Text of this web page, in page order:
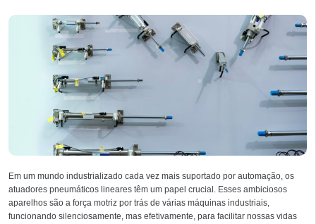
Em um mundo industrializado cada vez mais suportado por automação, os
atuadores pneumáticos lineares têm um papel crucial. Esses ambiciosos
aparelhos são a força motriz por trás de várias máquinas industriais,
funcionando silenciosamente, mas efetivamente, para facilitar nossas vidas